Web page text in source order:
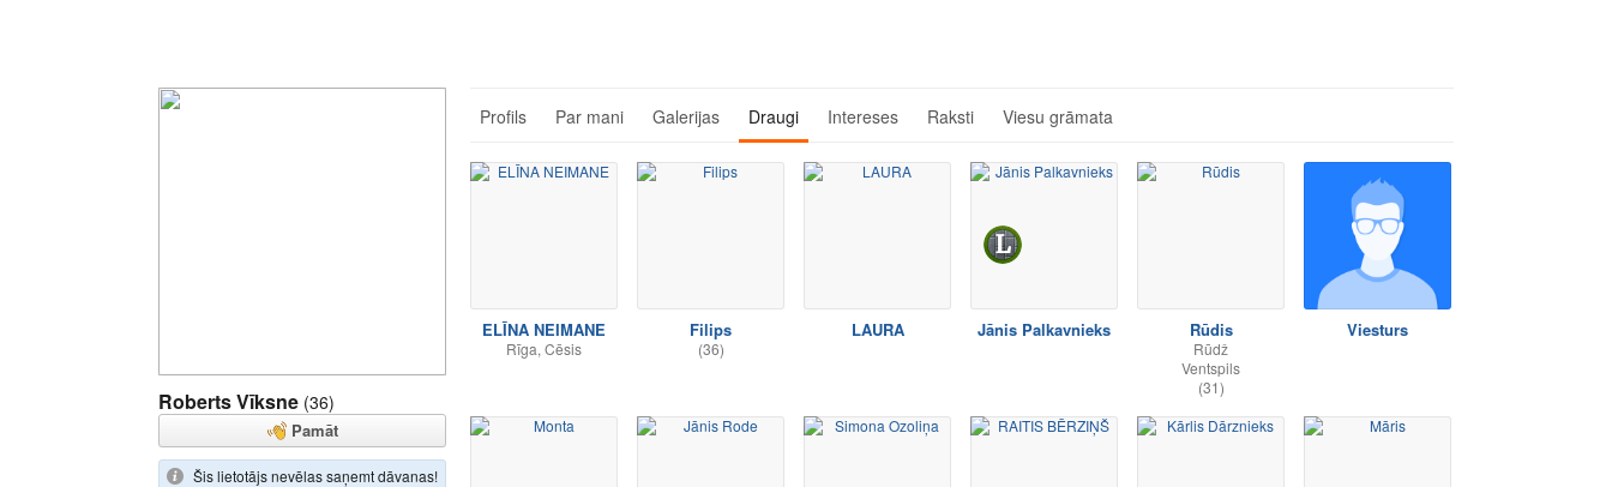
Roberts Vīksne (36)
Pamāt
Šis lietotājs nevēlas saņemt dāvanas!
Profils Par mani Galerijas Draugi Intereses Raksti Viesu grāmata
ELĪNA NEIMANE
Rīga, Cēsis
Filips
(36)
LAURA Jānis Palkavnieks Rūdis
Rūdž
Ventspils
(31)
Viesturs